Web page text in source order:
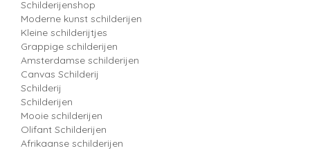
Schilderijenshop
Moderne kunst schilderijen
Kleine schilderijtjes
Grappige schilderijen
Amsterdamse schilderijen
Canvas Schilderij
Schilderij
Schilderijen
Mooie schilderijen
Olifant Schilderijen
Afrikaanse schilderijen